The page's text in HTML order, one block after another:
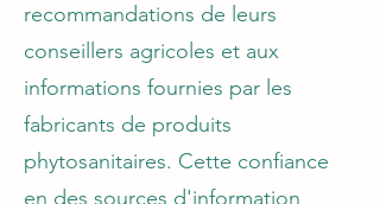
recommandations de leurs
conseillers agricoles et aux
informations fournies par les
fabricants de produits
phytosanitaires. Cette confiance
en des sources d'information